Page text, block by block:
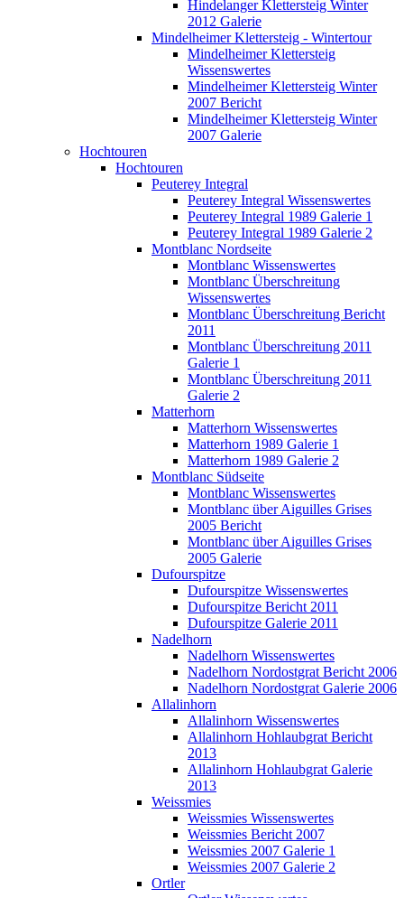
Hindelanger Klettersteig Winter
2012 Galerie
Mindelheimer Klettersteig - Wintertour
Mindelheimer Klettersteig
Wissenswertes
Mindelheimer Klettersteig Winter
2007 Bericht
Mindelheimer Klettersteig Winter
2007 Galerie
Hochtouren
Hochtouren
Peuterey Integral
Peuterey Integral Wissenswertes
Peuterey Integral 1989 Galerie 1
Peuterey Integral 1989 Galerie 2
Montblanc Nordseite
Montblanc Wissenswertes
Montblanc Überschreitung
Wissenswertes
Montblanc Überschreitung Bericht
2011
Montblanc Überschreitung 2011
Galerie 1
Montblanc Überschreitung 2011
Galerie 2
Matterhorn
Matterhorn Wissenswertes
Matterhorn 1989 Galerie 1
Matterhorn 1989 Galerie 2
Montblanc Südseite
Montblanc Wissenswertes
Montblanc über Aiguilles Grises
2005 Bericht
Montblanc über Aiguilles Grises
2005 Galerie
Dufourspitze
Dufourspitze Wissenswertes
Dufourspitze Bericht 2011
Dufourspitze Galerie 2011
Nadelhorn
Nadelhorn Wissenswertes
Nadelhorn Nordostgrat Bericht 2006
Nadelhorn Nordostgrat Galerie 2006
Allalinhorn
Allalinhorn Wissenswertes
Allalinhorn Hohlaubgrat Bericht
2013
Allalinhorn Hohlaubgrat Galerie
2013
Weissmies
Weissmies Wissenswertes
Weissmies Bericht 2007
Weissmies 2007 Galerie 1
Weissmies 2007 Galerie 2
Ortler